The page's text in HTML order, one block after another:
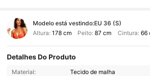
Modelo está vestindo:EU 36 (S)
Altura: 178 cm Peito:87 cm Cintura: 66
Detalhes Do Produto
Material:
Tecido de malha